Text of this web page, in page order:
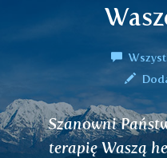
Cześć, odkryłam
Zrobiłam test